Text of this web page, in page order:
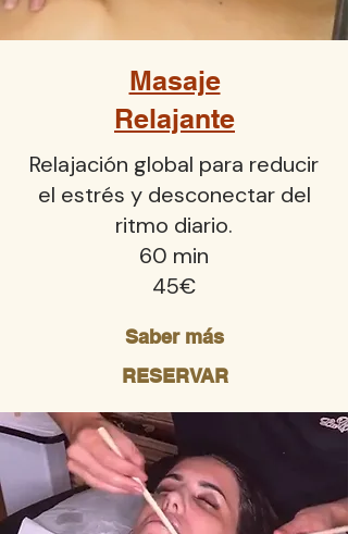
Masaje
Relajante
Relajación global para reducir
el estrés y desconectar del
ritmo diario.
60 min
45€
Saber más
RESERVAR